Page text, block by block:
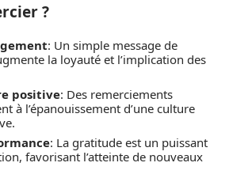
?
: Un simple message de
la loyauté et l’implication des
positive: Des remerciements
à l’épanouissement d’une culture
: La gratitude est un puissant
favorisant l’atteinte de nouveaux